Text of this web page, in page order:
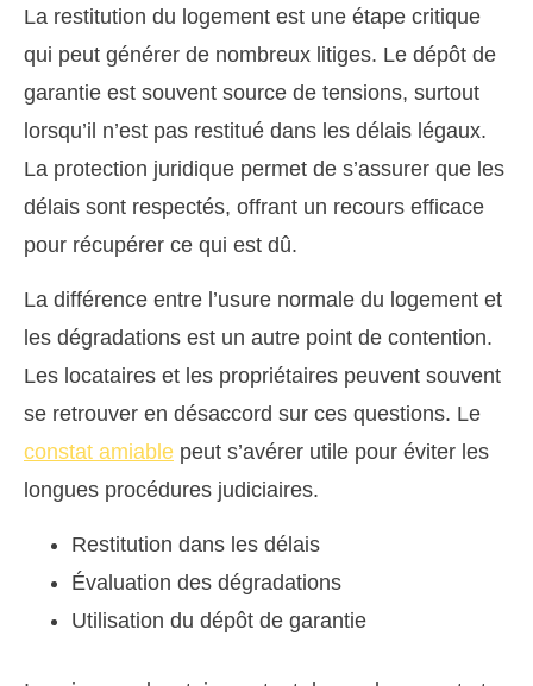
La restitution du logement est une étape critique
qui peut générer de nombreux litiges. Le dépôt de
garantie est souvent source de tensions, surtout
lorsqu’il n’est pas restitué dans les délais légaux.
La protection juridique permet de s’assurer que les
délais sont respectés, offrant un recours efficace
pour récupérer ce qui est dû.
La différence entre l’usure normale du logement et
les dégradations est un autre point de contention.
Les locataires et les propriétaires peuvent souvent
se retrouver en désaccord sur ces questions. Le
constat amiable peut s’avérer utile pour éviter les
longues procédures judiciaires.
Restitution dans les délais
Évaluation des dégradations
Utilisation du dépôt de garantie